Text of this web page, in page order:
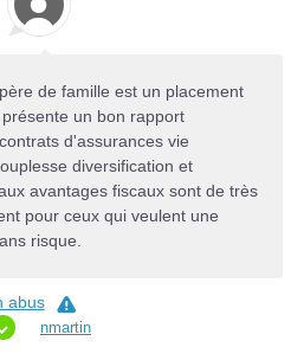
de famille est un placement
un bon rapport
d'assurances vie
diversification et
avantages fiscaux sont de très
pour ceux qui veulent une
risque.
abus
nmartin